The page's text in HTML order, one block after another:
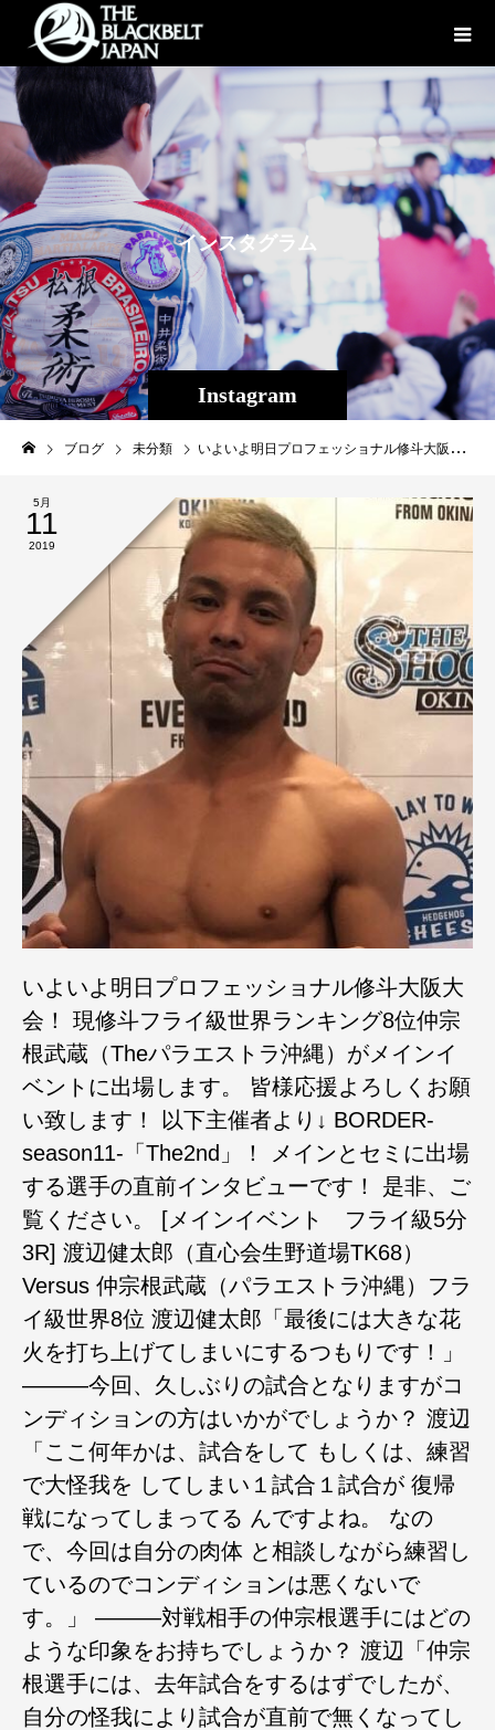
Instagram
インスタグラ ム
ブログ 未分類 いよいよ明日プロフェッショナル修斗大阪大会！ 現修斗フライ級世界ランキング8位仲宗根武蔵（Theパラエストラ沖縄）がメインイベントに出場します。 皆様応援よろしくお願い致します！ 以下主催者より↓ BORDER-season11-「The2nd」！ メインとセミに出場する選手の直前インタビューです！ 是非、ご覧ください。 [メインイベント フライ級5分3R] 渡辺健太郎（直心会生野道場TK68） Versus 仲宗根武蔵（パラエストラ沖縄）フライ級世界8位 渡辺健太郎「最後には大きな花火を打ち上げてしまいにするつもりです！」 ―――今回、久しぶりの試合となりますがコンディションの方はいかがでしょうか？ 渡辺「ここ何年かは、試合をして もしくは、練習で大怪我を してしまい１試合１試合が 復帰戦になってしまってる んですよね。 なので、今回は自分の肉体 と相談しながら練習しているのでコンディションは悪くないです。」 ―――対戦相手の仲宗根選手にはどのような印象をお持ちでしょうか？ 渡辺「仲宗根選手には、去年試合をするはずでしたが、自分の怪我により試合が直前で無くなってしまい申し訳な く思っていました。今回試合を受けてくれたことに感謝しています。素晴らしい選手だと思うので、おもしろい試合が出来ると思いますよ。」 ―――かつては修斗フライ級（当時はバンタム級）の世界ランキングに名を連ねていた事もある渡辺選手ですが今後どのような展開をお考えでしょうか？ 渡辺「自分も中年と言われる世代に片足を突っ込んでいるので、いつまで出来るかは分かりませんが、もう少し名前を売って最後には大きな花火を打ち上げて、しまいにするつもりです。」 ―――最後に当日御来場頂くファンの皆様に一言 渡辺「いつも、自分を応援して頂き誠にありがとうございます。 分かりやすい、おもしろい試合が出来るよう頑張りますので、最後まで応援宜しくお願い致します。」 仲宗根武蔵「ここ4戦負けなしなのは秘訣があります！」 ―――沖縄在住の仲宗根選手ですが、生まれも育ちも沖縄でしょうか？また今回関西での試合は2回目となりますが、関西に対してどのような印象をお持ちでしょうか？ 仲宗根「生まれも育ちも沖縄です、関西は好きです。一度は住んでみたいです。」 ―――仲宗根選手は何かバックボーンはおもちでしょうか？ 仲宗根「バックボーンはレスリングです。」 ―――前回の福田龍彌選手との試合では引き分けだったものの、ここ4戦負けなしと絶好調の仲宗根選手ですが、何かきっかけのようなものは御座いましたでしょうか？ 仲宗根「ここ4戦負けなしなのは、秘訣があります。ちゃんと松根さんの言うことを聞くことです」 ―――対戦相手の渡辺選手に対してどのような印象をお持ちでしょうか？ 仲宗根「渡辺選手は、真っ直ぐなイメージ。ファイトスタイルではなく、性格。」 ―――当日御来場頂くファンの皆様に一言 仲宗根「会場まで足を運んでいただきありがとうございます。皆さまが楽しんでいただけるように、会場が熱くなるような試合をします。」 以上、メインに出場する両選手の直前インタビューでした！今週日曜日は是非、コミュニティプラザ平野へ！ ［大会名］BORDER-season11-「The2nd」 ［日 時］2019年5月12日（日） 12：30開場／13：00開始予定 ［会 場］大阪市平野区／コミュニティプラザ平野 ［主 催］T.K.プロモーション ［認 定］ISC ［協 賛］紫染屋 ［チケット価格］ SRS席：8,000円 RS席：6,000円 S席：5,000円 ［チケット発売開始日］発売中 ［チケット販売所］ TKプロモーション TEL:06-7892-6868 各出場ジム ［お問い合わせ］T.K.プロモーション TEL：06-7892-6868 #仲宗根武蔵 #shooto0512 #パラエストラ #沖縄 #那覇 #与儀 #MMA #shooto #コザ #総合格闘技 #修斗 #キックボクシング #柔術 #jiujitsu #ダイエット
5月
11
2019
いよいよ明日プロフェッショナル修斗大阪大
会！ 現修斗フライ級世界ランキング8位仲宗
根武蔵（Theパラエストラ沖縄）がメインイ
ベントに出場します。 皆様応援よろしくお願
い致します！ 以下主催者より↓ BORDER-
season11-「The2nd」！ メインとセミに出場
する選手の直前インタビューです！ 是非、ご
覧ください。 [メインイベント フライ級5分
3R] 渡辺健太郎（直心会生野道場TK68）
Versus 仲宗根武蔵（パラエストラ沖縄）フラ
イ級世界8位 渡辺健太郎「最後には大きな花
火を打ち上げてしまいにするつもりです！」
―――今回、久しぶりの試合となりますがコ
ンディションの方はいかがでしょうか？ 渡辺
「ここ何年かは、試合をして もしくは、練習
で大怪我を してしまい１試合１試合が 復帰
戦になってしまってる んですよね。 なの
で、今回は自分の肉体 と相談しながら練習し
ているのでコンディションは悪くないで
す。」 ―――対戦相手の仲宗根選手にはどの
ような印象をお持ちでしょうか？ 渡辺「仲宗
根選手には、去年試合をするはずでしたが、
自分の怪我により試合が直前で無くなってし